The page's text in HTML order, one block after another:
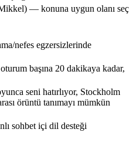
— konuna uygun olanı seç
nefes egzersizlerinde
başına 20 dakikaya kadar,
seni hatırlıyor, Stockholm
örüntü tanımayı mümkün
sohbet içi dil desteği